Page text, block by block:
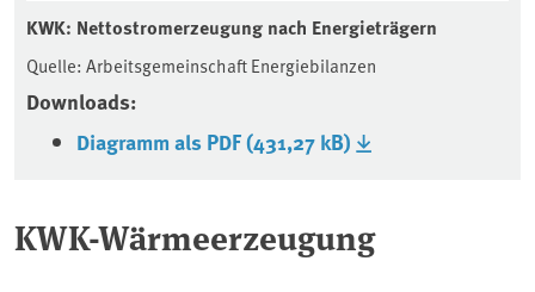
KWK: Nettostromerzeugung nach Energieträgern
Quelle: Arbeitsgemeinschaft Energiebilanzen
Downloads:
Diagramm als PDF (431,27 kB)
KWK-Wärmeerzeugung